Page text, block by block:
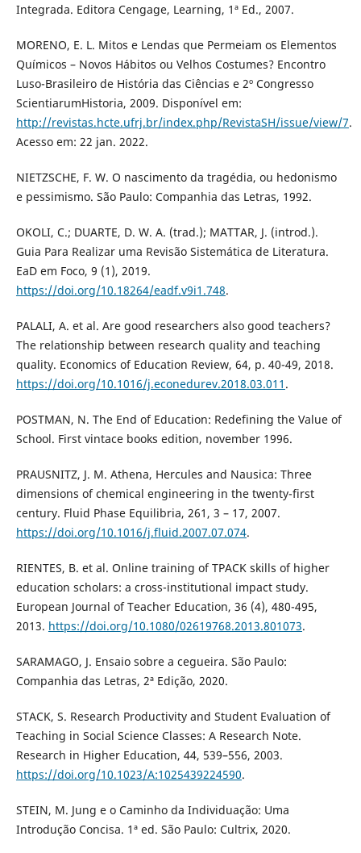
Integrada. Editora Cengage, Learning, 1ª Ed., 2007.
MORENO, E. L. Mitos e Lendas que Permeiam os Elementos
Químicos – Novos Hábitos ou Velhos Costumes? Encontro
Luso-Brasileiro de História das Ciências e 2º Congresso
ScientiarumHistoria, 2009. Disponível em:
http://revistas.hcte.ufrj.br/index.php/RevistaSH/issue/view/7.
Acesso em: 22 jan. 2022.
NIETZSCHE, F. W. O nascimento da tragédia, ou hedonismo
e pessimismo. São Paulo: Companhia das Letras, 1992.
OKOLI, C.; DUARTE, D. W. A. (trad.); MATTAR, J. (introd.).
Guia Para Realizar uma Revisão Sistemática de Literatura.
EaD em Foco, 9 (1), 2019.
https://doi.org/10.18264/eadf.v9i1.748.
PALALI, A. et al. Are good researchers also good teachers?
The relationship between research quality and teaching
quality. Economics of Education Review, 64, p. 40-49, 2018.
https://doi.org/10.1016/j.econedurev.2018.03.011 .
POSTMAN, N. The End of Education: Redefining the Value of
School. First vintace books edition, november 1996.
PRAUSNITZ, J. M. Athena, Hercules and Nausica: Three
dimensions of chemical engineering in the twenty-first
century. Fluid Phase Equilibria, 261, 3 – 17, 2007.
https://doi.org/10.1016/j.fluid.2007.07.074.
RIENTES, B. et al. Online training of TPACK skills of higher
education scholars: a cross-institutional impact study.
European Journal of Teacher Education, 36 (4), 480-495,
2013. https://doi.org/10.1080/02619768.2013.801073.
SARAMAGO, J. Ensaio sobre a cegueira. São Paulo:
Companhia das Letras, 2ª Edição, 2020.
STACK, S. Research Productivity and Student Evaluation of
Teaching in Social Science Classes: A Research Note.
Research in Higher Education, 44, 539–556, 2003.
https://doi.org/10.1023/A:1025439224590.
STEIN, M. Jung e o Caminho da Individuação: Uma
Introdução Concisa. 1ª ed. São Paulo: Cultrix, 2020.